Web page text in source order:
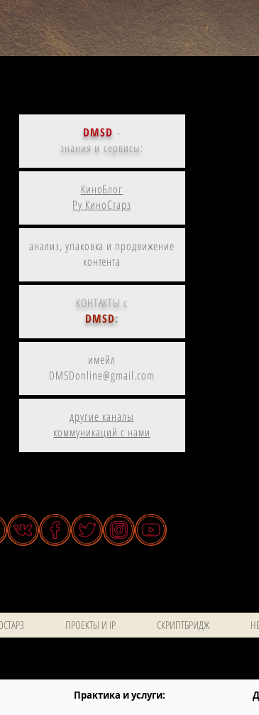
Неожиданная кинозвезда | Ирена
фон Мейендорф, кинобиография
DMSD -
знания и сервисы:
КиноБлог
Ру КиноСтарз
анализ, упаковка и продвижение
контента
КОНТАКТЫ с
DMSD:
имейл
DMSDonline@gmail.com
другие каналы
коммуникаций с нами
ПРОЕКТЫ И IP СКРИПТБРИДЖ
Практика и услуги: